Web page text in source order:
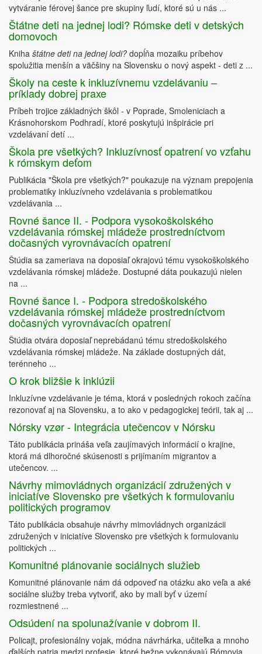
vytváranie férovej šance pre skupiny ľudí, ktoré sú u nás ...
Štátne deti na jednej lodi? Rómske deti v detských
domovoch
Kniha štátne deti na jednej lodi? dopĺňa mozaiku príbehov
spolužitia menšín a väčšiny na Slovensku o nový aspekt - deti z ...
Školy na ceste k inkluzívnemu vzdelávaniu –
príklady dobrej praxe
Príbeh trojice základných škôl - v Poprade, Smoleniciach a
Krásnohorskom Podhradí, ktoré poskytujú inšpirácie pri
vzdelávaní detí ...
Škola pre všetkých? Inkluzívnosť opatrení vo vzťahu
k rómskym deťom
Publikácia "Škola pre všetkých?" poukazuje na význam prepojenia
problematiky inkluzívneho vzdelávania s problematikou
vzdelávania ...
Rovné šance II. - Podpora vysokoškolského
vzdelávania rómskej mládeže prostredníctvom
dočasných vyrovnávacích opatrení
Štúdia sa zameriava na doposiaľ okrajovú tému vysokoškolského
vzdelávania rómskej mládeže. Dostupné dáta poukazujú nielen
na ...
Rovné šance I. - Podpora stredoškolského
vzdelávania rómskej mládeže prostredníctvom
dočasných vyrovnávacích opatrení
Štúdia otvára doposiaľ neprebádanú tému stredoškolského
vzdelávania rómskej mládeže. Na základe dostupných dát,
terénneho ...
O krok bližšie k inklúzii
Inkluzívne vzdelávanie je téma, ktorá v posledných rokoch začína
rezonovať aj na Slovensku, a to ako v pedagogickej teórii, tak aj ...
Nórsky vzør - Integrácia utečencov v Nórsku
Táto publikácia prináša veľa zaujímavých informácií o krajine,
ktorá má dlhoročné skúsenosti s prijímaním migrantov a
utečencov. ...
Návrhy mimovládnych organizácií združených v
iniciatíve Slovensko pre všetkých k formulovaniu
politických programov
Táto publikácia obsahuje návrhy mimovládnych organizácii
združených v iniciatíve Slovensko pre všetkých k formulovaniu
politických ...
Komunitné plánovanie sociálnych služieb
Komunitné plánovanie nám dá odpoveď na otázku ako veľa a aké
sociálne služby treba vytvoriť, ako by mali byť v území
rozmiestnené ...
Odsúdení na spolunažívanie v dobrom II.
Policajt, profesionálny vojak, módna návrhárka, učiteľka a mnoho
ďalších patria medzi profesie, ktoré bežne vykonávajú Rómovia.